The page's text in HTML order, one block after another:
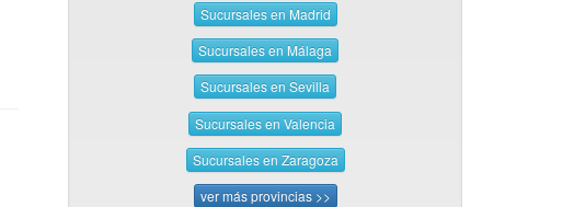
Sucursales en Madrid
Sucursales en Málaga
Sucursales en Sevilla
Sucursales en Valencia
Sucursales en Zaragoza
ver más provincias >>